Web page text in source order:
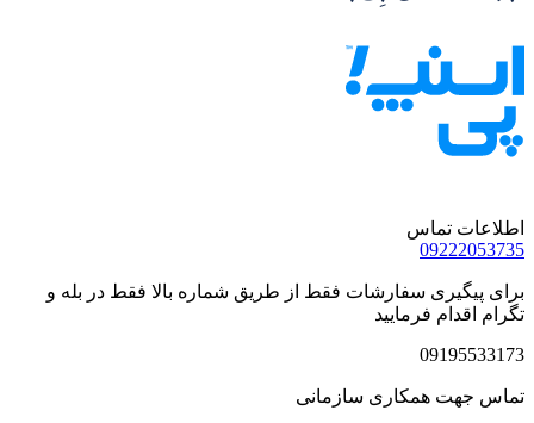
اطلاعات تماس
09222053735
برای پیگیری سفارشات فقط از طریق شماره بالا فقط در بله و
تگرام اقدام فرمایید
09195533173
تماس جهت همکاری سازمانی